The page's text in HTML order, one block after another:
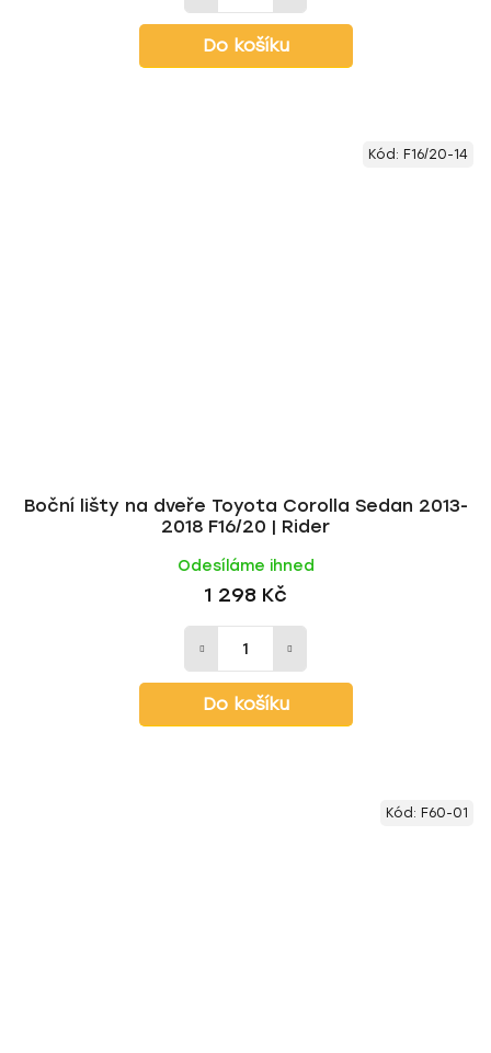
Do košíku
Boční lišty na dveře Toyota Corolla Sedan 2013-
2018 F16/20 | Rider
Odesíláme ihned
1 298 Kč
Do košíku
Kód: F16/20-14
Kód: F60-01